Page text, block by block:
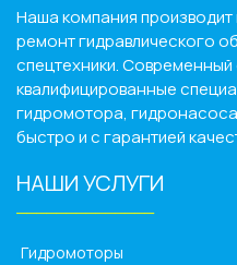
Наша компания
ремонт гидравлического
спецтехники.
квалифицированные
гидромотора,
быстро и с гарантией
НАШИ УСЛУГИ
Гидромоторы